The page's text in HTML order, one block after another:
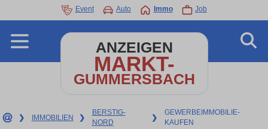
Event Auto Immo Job
ANZEIGEN
MARKT-
GUMMERSBACH
❯ IMMOBILIEN ❯
BERSTIG-
NORD
❯
GEWERBEIMMOBILIE-
KAUFEN